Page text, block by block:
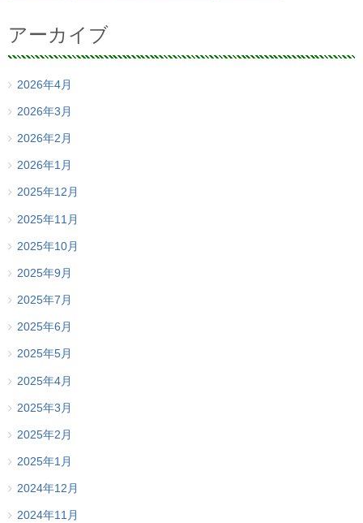
アーカイブ
2026年4月
2026年3月
2026年2月
2026年1月
2025年12月
2025年11月
2025年10月
2025年9月
2025年7月
2025年6月
2025年5月
2025年4月
2025年3月
2025年2月
2025年1月
2024年12月
2024年11月